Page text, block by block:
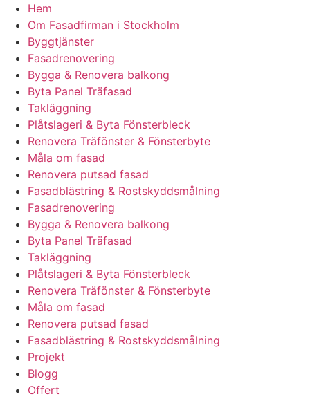
Hem
Om Fasadfirman i Stockholm
Byggtjänster
Fasadrenovering
Bygga & Renovera balkong
Byta Panel Träfasad
Takläggning
Plåtslageri & Byta Fönsterbleck
Renovera Träfönster & Fönsterbyte
Måla om fasad
Renovera putsad fasad
Fasadblästring & Rostskyddsmålning
Fasadrenovering
Bygga & Renovera balkong
Byta Panel Träfasad
Takläggning
Plåtslageri & Byta Fönsterbleck
Renovera Träfönster & Fönsterbyte
Måla om fasad
Renovera putsad fasad
Fasadblästring & Rostskyddsmålning
Projekt
Blogg
Offert